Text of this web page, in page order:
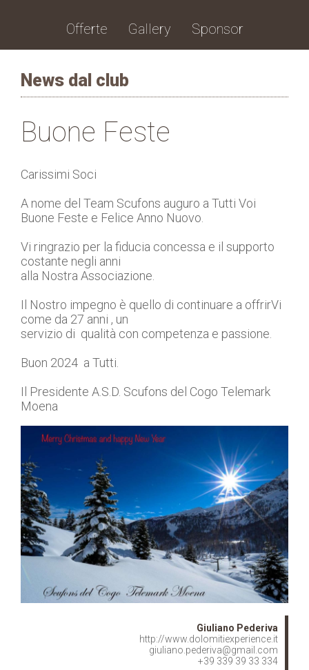
News dal club
Buone Feste
Carissimi Soci
A nome del Team Scufons auguro a Tutti Voi
Buone Feste e Felice Anno Nuovo.
Vi ringrazio per la fiducia concessa e il supporto
costante negli anni
alla Nostra Associazione.
Il Nostro impegno è quello di continuare a offrirVi
come da 27 anni , un
servizio di qualità con competenza e passione.
Buon 2024 a Tutti.
Il Presidente A.S.D. Scufons del Cogo Telemark
Moena
Giuliano Pederiva
http://www.dolomitiexperience.it
giuliano.pederiva@gmail.com
+39 339 39 33 334
Offerte Gallery Sponsor